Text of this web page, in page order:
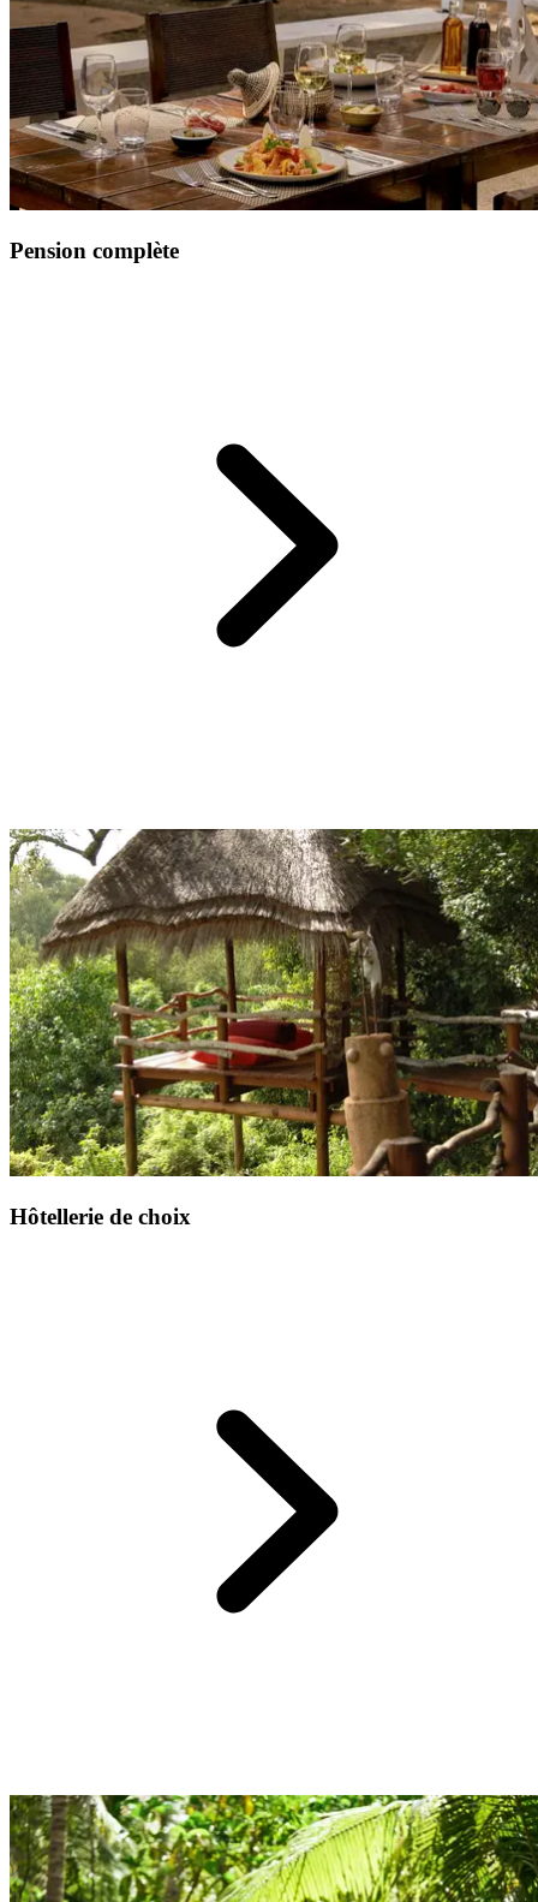
Pension complète
Lors de votre Circuit by Club Med, vous profitez de la pension
complète avec un forfait boisson à chaque repas.
Hôtellerie de choix
Profitez d'une sélection d'adresses raffinées et traditionnelles pour un
circuit complètement immergé.